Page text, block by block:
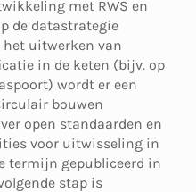
met RWS en
de datastrategie
uitwerken van
in de keten (bijv. op
wordt er een
bouwen
open standaarden en
voor uitwisseling in
termijn gepubliceerd in
stap is